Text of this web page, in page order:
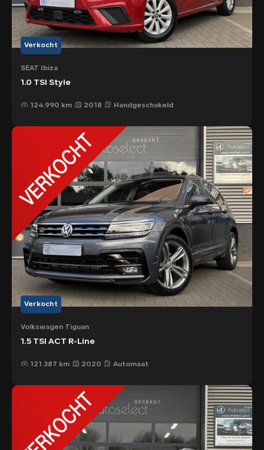
Verkocht
SEAT Ibiza
1.0 TSI Style
124.990 km 2018 Handgeschakeld
Verkocht
Volkswagen Tiguan
1.5 TSI ACT R-Line
121.387 km 2020 Automaat